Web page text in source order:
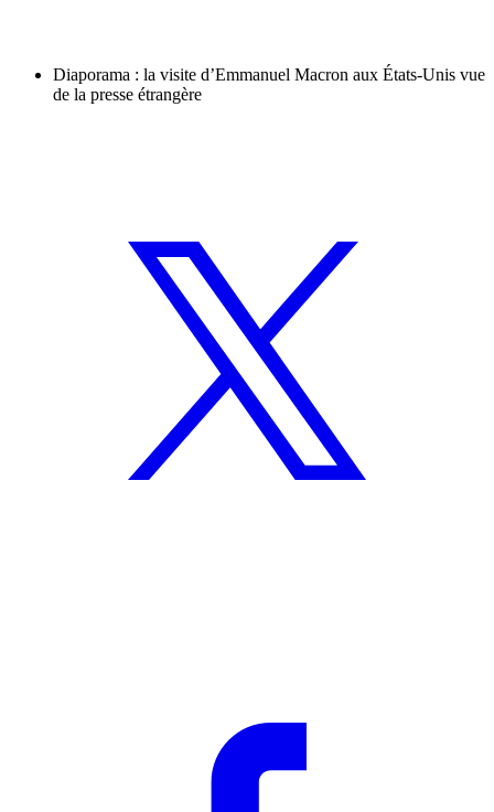
Diaporama : la visite d’Emmanuel Macron aux États-Unis vue
de la presse étrangère